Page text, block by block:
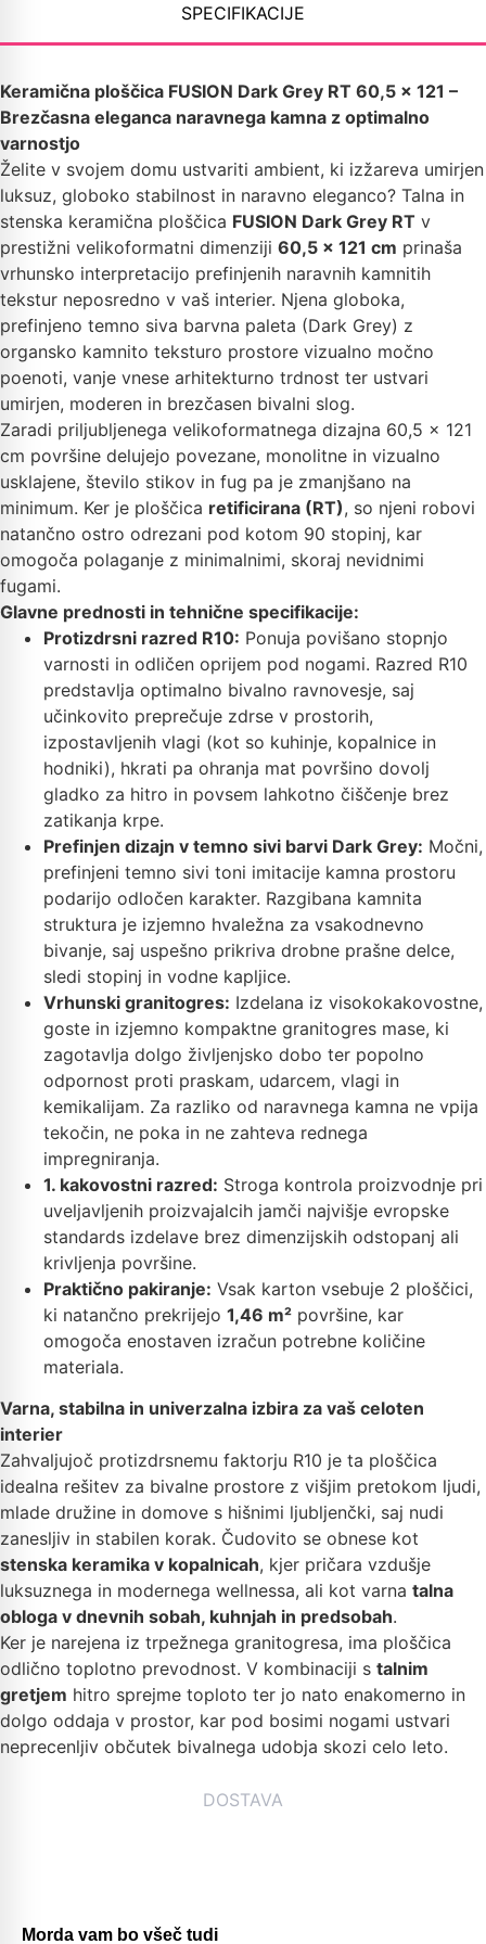
SPECIFIKACIJE
DOSTAVA
Keramična ploščica FUSION Dark Grey RT 60,5 x 121 –
Brezčasna eleganca naravnega kamna z optimalno
varnostjo
Želite v svojem domu ustvariti ambient, ki izžareva umirjen
luksuz, globoko stabilnost in naravno eleganco? Talna in
stenska keramična ploščica FUSION Dark Grey RT v
prestižni velikoformatni dimenziji 60,5 x 121 cm prinaša
vrhunsko interpretacijo prefinjenih naravnih kamnitih
tekstur neposredno v vaš interier. Njena globoka,
prefinjeno temno siva barvna paleta (Dark Grey) z
organsko kamnito teksturo prostore vizualno močno
poenoti, vanje vnese arhitekturno trdnost ter ustvari
umirjen, moderen in brezčasen bivalni slog.
Zaradi priljubljenega velikoformatnega dizajna 60,5 x 121
cm površine delujejo povezane, monolitne in vizualno
usklajene, število stikov in fug pa je zmanjšano na
minimum. Ker je ploščica retificirana (RT), so njeni robovi
natančno ostro odrezani pod kotom 90 stopinj, kar
omogoča polaganje z minimalnimi, skoraj nevidnimi
fugami.
Glavne prednosti in tehnične specifikacije:
Protizdrsni razred R10: Ponuja povišano stopnjo
varnosti in odličen oprijem pod nogami. Razred R10
predstavlja optimalno bivalno ravnovesje, saj
učinkovito preprečuje zdrse v prostorih,
izpostavljenih vlagi (kot so kuhinje, kopalnice in
hodniki), hkrati pa ohranja mat površino dovolj
gladko za hitro in povsem lahkotno čiščenje brez
zatikanja krpe.
Prefinjen dizajn v temno sivi barvi Dark Grey: Močni,
prefinjeni temno sivi toni imitacije kamna prostoru
podarijo odločen karakter. Razgibana kamnita
struktura je izjemno hvaležna za vsakodnevno
bivanje, saj uspešno prikriva drobne prašne delce,
sledi stopinj in vodne kapljice.
Vrhunski granitogres: Izdelana iz visokokakovostne,
goste in izjemno kompaktne granitogres mase, ki
zagotavlja dolgo življenjsko dobo ter popolno
odpornost proti praskam, udarcem, vlagi in
kemikalijam. Za razliko od naravnega kamna ne vpija
tekočin, ne poka in ne zahteva rednega
impregniranja.
1. kakovostni razred: Stroga kontrola proizvodnje pri
uveljavljenih proizvajalcih jamči najvišje evropske
standards izdelave brez dimenzijskih odstopanj ali
krivljenja površine.
Praktično pakiranje: Vsak karton vsebuje 2 ploščici,
ki natančno prekrijejo 1,46 m² površine, kar
omogoča enostaven izračun potrebne količine
materiala.
Varna, stabilna in univerzalna izbira za vaš celoten
interier
Zahvaljujoč protizdrsnemu faktorju R10 je ta ploščica
idealna rešitev za bivalne prostore z višjim pretokom ljudi,
mlade družine in domove s hišnimi ljubljenčki, saj nudi
zanesljiv in stabilen korak. Čudovito se obnese kot
stenska keramika v kopalnicah, kjer pričara vzdušje
luksuznega in modernega wellnessa, ali kot varna talna
obloga v dnevnih sobah, kuhnjah in predsobah.
Ker je narejena iz trpežnega granitogresa, ima ploščica
odlično toplotno prevodnost. V kombinaciji s talnim
gretjem hitro sprejme toploto ter jo nato enakomerno in
dolgo oddaja v prostor, kar pod bosimi nogami ustvari
neprecenljiv občutek bivalnega udobja skozi celo leto.
Morda vam bo všeč tudi